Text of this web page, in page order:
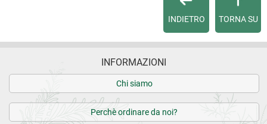
TORNA SU
INDIETRO
INFORMAZIONI
Chi siamo
Perchè ordinare da noi?